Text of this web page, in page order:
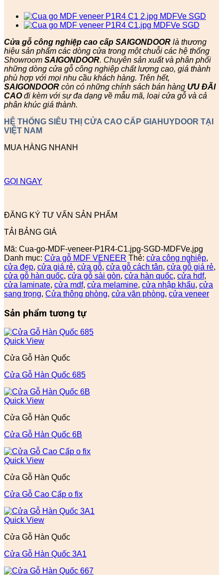
Cửa gỗ công nghiệp cao cấp SAIGONDOOR là thương
hiệu sản phẩm các dòng cửa trong một chuỗi các hệ thống
Showroom SAIGONDOOR. Chuyên sản xuất và phân phối
những dòng cửa gỗ công nghiệp chất lượng cao, giá thành
phù hợp với mọi nhu cầu khách hàng. Trên hết,
SAIGONDOOR còn có những chính sách bán hàng ƯU ĐÃI
CAOđi kèm với sự đa dạng về mẫu mã, loại cửa gỗ và cả
phân khúc giá thành.
HỆ THỐNG SIÊU THỊ CỬA CAO CẤP GIAHUYDOOR TẠI
VIỆT NAM
MUA HÀNG NHANH
GỌI NGAY
ĐĂNG KÝ TƯ VẤN SẢN PHẨM
TẢI BẢNG GIÁ
Mã: Cua-go-MDF-veneer-P1R4-C1.jpg-SGD-MDFVe.jpg
Danh mục: Cửa gỗ MDF VENEER Thẻ: cửa công nghiệp,
cửa đẹp, cửa giá rẻ, cửa gỗ, cửa gỗ cách tân, cửa gỗ giá rẻ,
cửa gỗ hàn quốc, cửa gỗ sài gòn, cửa hàn quốc, cửa hdf,
cửa laminate, cửa mdf, cửa melamine, cửa nhập khẩu, cửa
sang trọng, Cửa thông phòng, cửa văn phòng, cửa veneer
Sản phẩm tương tự
Quick View
Cửa Gỗ Hàn Quốc
Cửa Gỗ Hàn Quốc 685
Quick View
Cửa Gỗ Hàn Quốc
Cửa Gỗ Hàn Quốc 6B
Quick View
Cửa Gỗ Hàn Quốc
Cửa Gỗ Cao Cấp o fix
Quick View
Cửa Gỗ Hàn Quốc
Cửa Gỗ Hàn Quốc 3A1